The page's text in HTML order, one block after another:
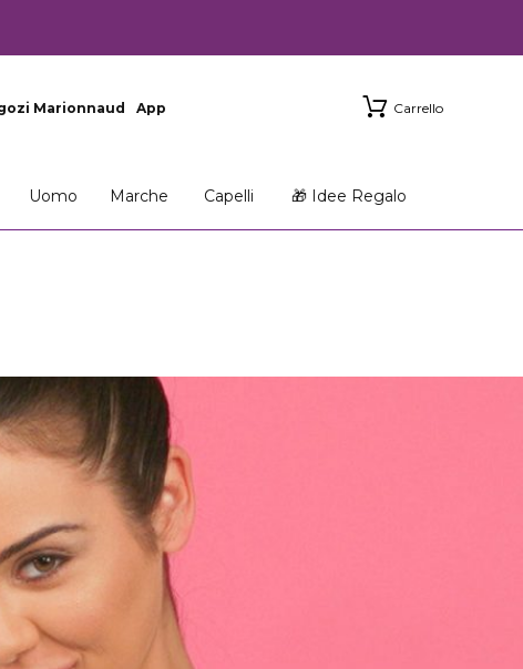
Marionnaud App Carrello
Uomo Marche Capelli 🎁 Idee Regalo